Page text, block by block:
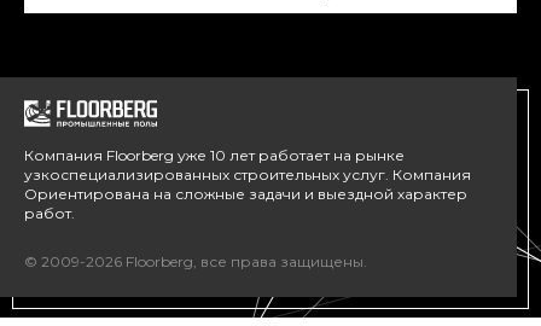
Компания Floorberg уже 10 лет работает на рынке
узкоспециализированных строительных услуг. Компания
Ориентирована на сложные задачи и выездной характер
работ.
© 2009-2026 Floorberg, все права защищены.